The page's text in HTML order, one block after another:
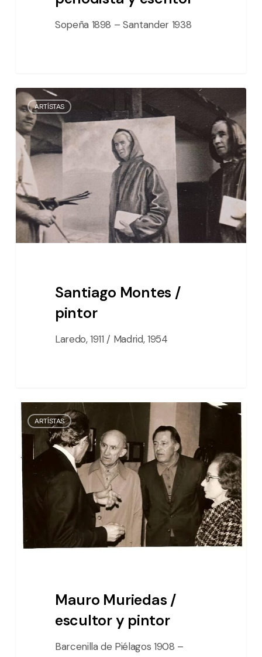
Sopeña 1898 – Santander 1938
Santiago
Montes
/
pintor
ARTÍSTAS
Santiago Montes /
pintor
Laredo, 1911 / Madrid, 1954
Mauro
Muriedas
escultor
pintor
ARTÍSTAS
Mauro Muriedas /
escultor y pintor
Barcenilla de Piélagos 1908 –